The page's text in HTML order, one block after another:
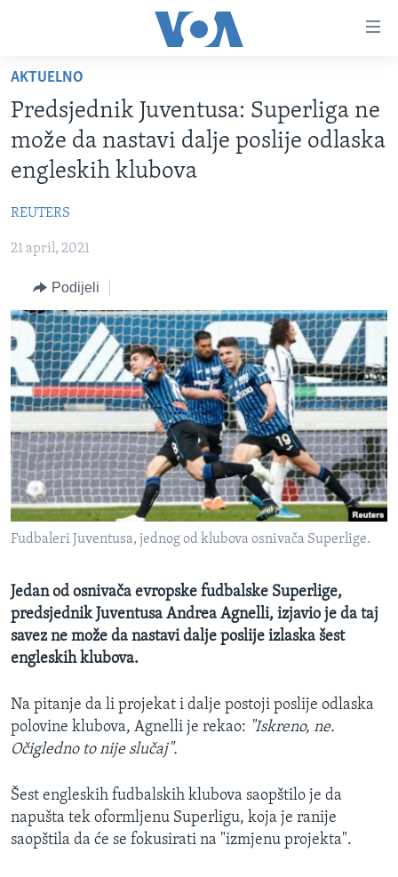
glavni
sadržaj
na
glavnu
Idi
na
TV PROGRAM
VIDEO
FOTOGRAFIJE DANA
BOSNA I HERCEGOVINA
SVIJET
NAUKA I TEHNOLOGIJA
SPECIJALNI PROJEKTI
KORUPCIJA
SLOBODA MEDIJA
ŽENSKA STRANA
IZBJEGLIČKA STRANA
MAGAZIN
O GLASU AMERIKE
Learning English
PRATITE NAS
Jezici
AKTUELNO
Predsjednik Juventusa: Superliga ne
može da nastavi dalje poslije odlaska
engleskih klubova
REUTERS
21 april, 2021
Podijeli
Fudbaleri Juventusa, jednog od klubova osnivača Superlige.
Jedan od osnivača evropske fudbalske Superlige,
predsjednik Juventusa Andrea Agnelli, izjavio je da taj
savez ne može da nastavi dalje poslije izlaska šest
engleskih klubova.
Na pitanje da li projekat i dalje postoji poslije odlaska
polovine klubova, Agnelli je rekao: "Iskreno, ne.
Očigledno to nije slučaj".
Šest engleskih fudbalskih klubova saopštilo je da
napušta tek oformljenu Superligu, koja je ranije
saopštila da će se fokusirati na "izmjenu projekta".